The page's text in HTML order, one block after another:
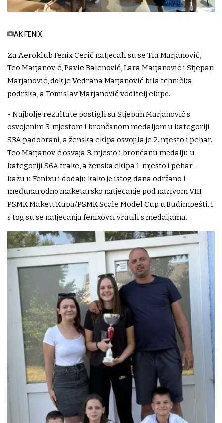
AK FENIX
Za Aeroklub Fenix Cerić natjecali su se Tia Marjanović,
Teo Marjanović, Pavle Balenović, Lara Marjanović i Stjepan
Marjanović, dok je Vedrana Marjanović bila tehnička
podrška, a Tomislav Marjanović voditelj ekipe.
- Najbolje rezultate postigli su Stjepan Marjanović s
osvojenim 3. mjestom i brončanom medaljom u kategoriji
S3A padobrani, a ženska ekipa osvojila je 2. mjesto i pehar.
Teo Marjanović osvaja 3. mjesto i brončanu medalju u
kategoriji S6A trake, a ženska ekipa 1. mjesto i pehar –
kažu u Fenixu i dodaju kako je istog dana održano i
međunarodno maketarsko natjecanje pod nazivom VIII
PSMK Makett Kupa/PSMK Scale Model Cup u Budimpešti. I
s tog su se natjecanja fenixovci vratili s medaljama.